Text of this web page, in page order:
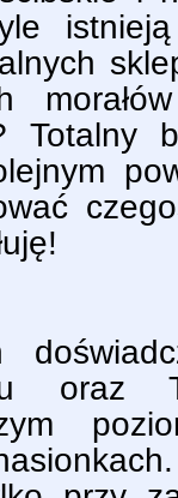
oraz